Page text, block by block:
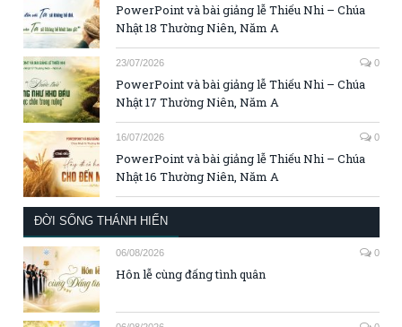
PowerPoint và bài giảng lễ Thiếu Nhi – Chúa
Nhật 18 Thường Niên, Năm A
23/07/2026 0
PowerPoint và bài giảng lễ Thiếu Nhi – Chúa
Nhật 17 Thường Niên, Năm A
16/07/2026 0
PowerPoint và bài giảng lễ Thiếu Nhi – Chúa
Nhật 16 Thường Niên, Năm A
ĐỜI SỐNG THÁNH HIẾN
06/08/2026 0
Hôn lễ cùng đấng tình quân